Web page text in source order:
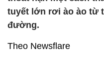
tuyết lớn rơi ào ào từ
đường.
Theo Newsflare